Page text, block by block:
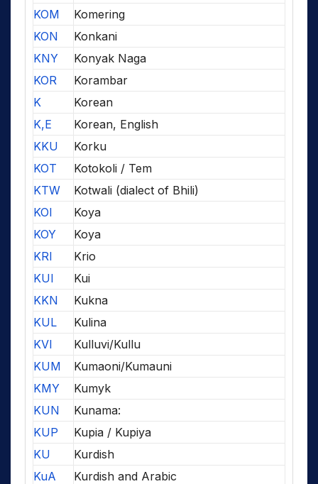
KOM
Komering
KON
Konkani
KNY
Konyak Naga
KOR
Korambar
K
Korean
K,E
Korean, English
KKU
Korku
KOT
Kotokoli / Tem
KTW
Kotwali (dialect of Bhili)
KOI
Koya
KOY
Koya
KRI
Krio
KUI
Kui
KKN
Kukna
KUL
Kulina
KVI
Kulluvi/Kullu
KUM
Kumaoni/Kumauni
KMY
Kumyk
KUN
Kunama:
KUP
Kupia / Kupiya
KU
Kurdish
KuA
Kurdish and Arabic